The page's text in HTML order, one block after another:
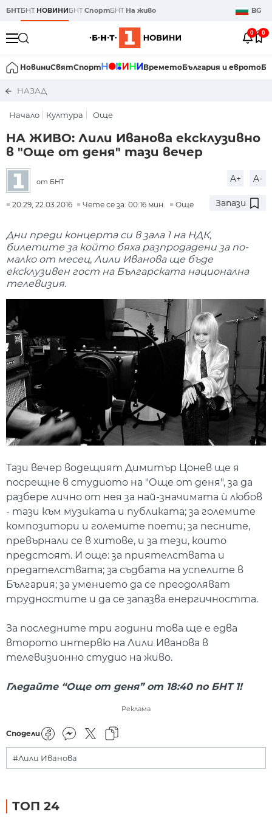
БНТБНТ НОВИНИБНТСпортБНТ На живо BG
0 0
НовиниСвятСпорт ВреметоБългария и еврото
НАЗАД
Начало Култура Още
НА ЖИВО: ​Лили Иванова ексклузивно
в "Още от деня" тази вечер
от БНТ A+ A-
20:29, 22.03.2016 Чете се за: 00:16 мин. Още Запази
Дни преди концерта си в зала 1 на НДК,
билетите за който бяха разпродадени за по-
малко от месец, Лили Иванова ще бъде
ексклузивен гост на Българската национална
телевизия.
Тази вечер водещият Димитър Цонев ще я
посрещне в студиото на "Още от деня", за да
разбере лично от нея за най-значимата ѝ любов
- тази към музиката и публиката; за големите
композитори и големите поети; за песните,
превърнали се в хитове, и за тези, които
предстоят. И още: за приятелствата и
предателствата; за съдбата на успелите в
България; за умението да се преодоляват
трудностите и да се запазва енергичността.
За последните три години това ще е едва
второто интервю на Лили Иванова в
телевизионно студио на живо.
Гледайте “Oще от деня” от 18:40 по БНТ 1!
Реклама
Сподели
#Лили Иванова
ТОП 24